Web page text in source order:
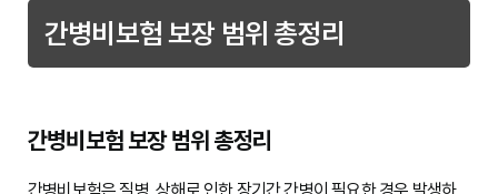
간병비보험 보장 범위 총정리
간병비보험 보장 범위 총정리